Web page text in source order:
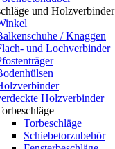
und Holzverbinder
/ Knaggen
und Lochverbinder
Holzverbinder
Torbeschläge
Schiebetorzubehör